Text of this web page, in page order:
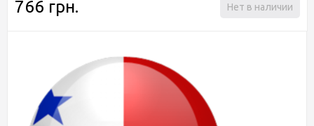
766 грн. Нет в наличии